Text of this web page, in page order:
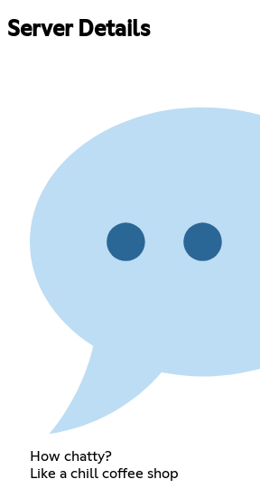
Server Details
How chatty?
Like a chill coffee shop